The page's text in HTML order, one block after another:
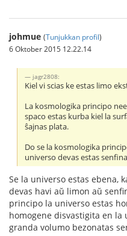
johmue (Tunjukkan profil)
6 Oktober 2015 12.22.14
jagr2808:
Kiel vi scias ke estas limo
La kosmologika principo
spaco estas kurba kiel la
ŝajnas plata.
Do se la kosmologika
universo devas estas
Se la universo estas ebena,
devas havi aŭ limon aŭ
principo la universo estas
homogene disvastigita en la
granda volumo bezonatas